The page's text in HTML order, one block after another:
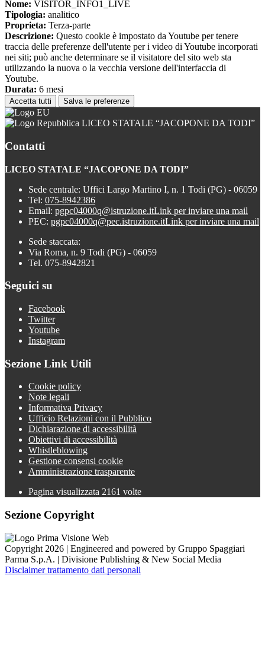
Nome: VISITOR_INFO1_LIVE
Tipologia: analitico
Proprieta: Terza-parte
Descrizione: Questo cookie è impostato da Youtube per tenere
traccia delle preferenze dell'utente per i video di Youtube incorporati
nei siti; può anche determinare se il visitatore del sito web sta
utilizzando la nuova o la vecchia versione dell'interfaccia di
Youtube.
Durata: 6 mesi
Accetta tutti Salva le preferenze
LICEO STATALE “JACOPONE DA TODI”
Contatti
LICEO STATALE “JACOPONE DA TODI”
Sede centrale: Uffici Largo Martino I, n. 1 Todi (PG) - 06059
Tel: 075-8942386
Email: pgpc04000q@istruzione.itLink per inviare una mail
PEC: pgpc04000q@pec.istruzione.itLink per inviare una mail
Sede staccata:
Via Roma, n. 9 Todi (PG) - 06059
Tel. 075-8942821
Seguici su
Facebook
Twitter
Youtube
Instagram
Sezione Link Utili
Cookie policy
Note legali
Informativa Privacy
Ufficio Relazioni con il Pubblico
Dichiarazione di accessibilità
Obiettivi di accessibilità
Whistleblowing
Gestione consensi cookie
Amministrazione trasparente
Pagina visualizzata 2161 volte
Sezione Copyright
Copyright 2026 | Engineered and powered by Gruppo Spaggiari
Parma S.p.A. | Divisione Publishing & New Social Media
Disclaimer trattamento dati personali